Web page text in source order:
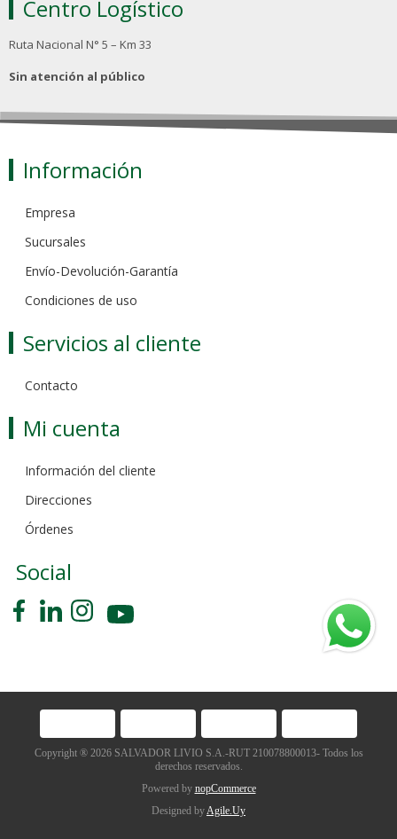
Centro Logístico
Ruta Nacional N° 5 – Km 33
Sin atención al público
Información
Empresa
Sucursales
Envío-Devolución-Garantía
Condiciones de uso
Servicios al cliente
Contacto
Mi cuenta
Información del cliente
Direcciones
Órdenes
Social
Copyright ® 2026 SALVADOR LIVIO S.A.-RUT 210078800013- Todos los
derechos reservados.
Powered by nopCommerce
Designed byAgile.Uy